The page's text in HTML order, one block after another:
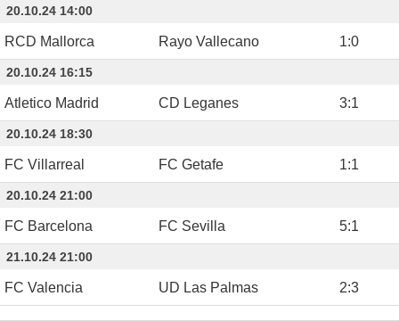
20.10.24 14:00
RCD Mallorca Rayo Vallecano 1:0
20.10.24 16:15
Atletico Madrid CD Leganes 3:1
20.10.24 18:30
FC Villarreal FC Getafe 1:1
20.10.24 21:00
FC Barcelona FC Sevilla 5:1
21.10.24 21:00
FC Valencia UD Las Palmas 2:3